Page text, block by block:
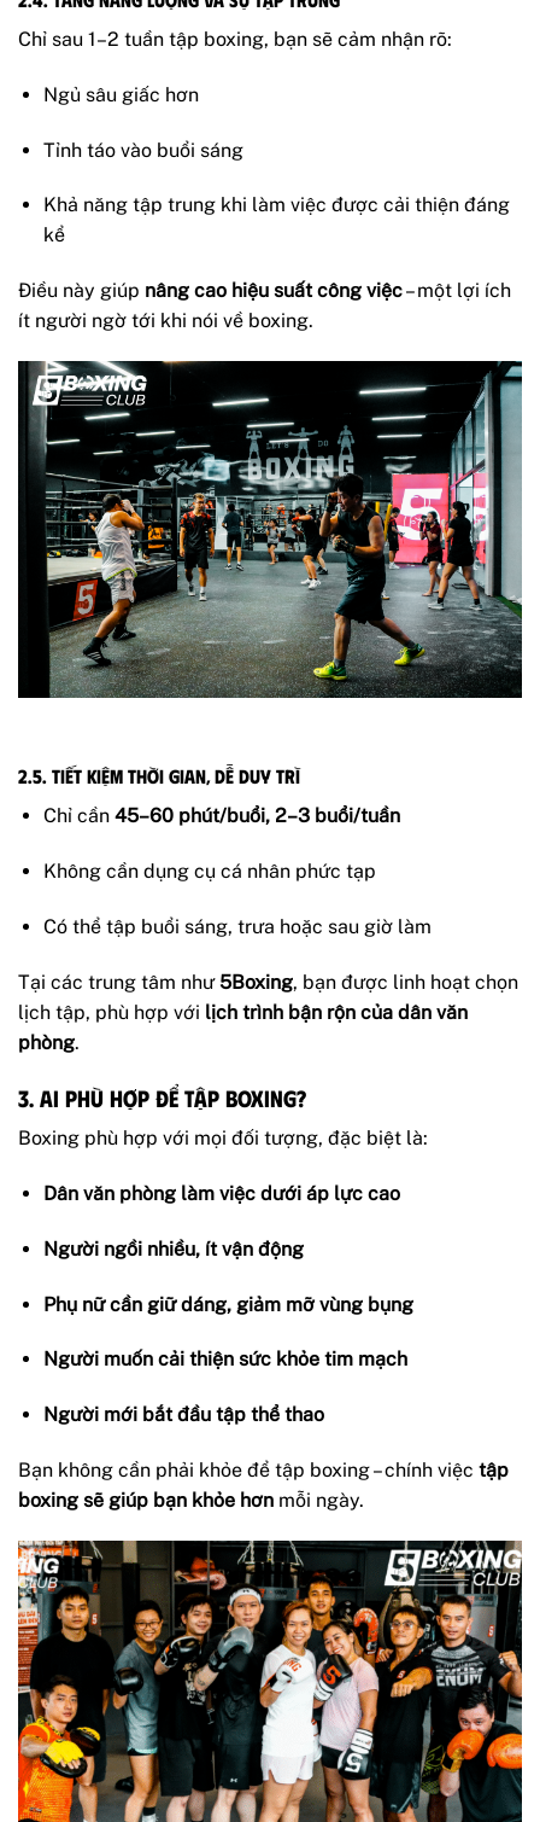
Chỉ sau 1–2 tuần tập boxing, bạn sẽ cảm nhận rõ:
Ngủ sâu giấc hơn
Tỉnh táo vào buổi sáng
Khả năng tập trung khi làm việc được cải thiện đáng
kể
Điều này giúp nâng cao hiệu suất công việc– một lợi ích
ít người ngờ tới khi nói về boxing.
2.5. Tiết kiệm thời gian, dễ duy trì
Chỉ cần 45–60 phút/buổi, 2–3 buổi/tuần
Không cần dụng cụ cá nhân phức tạp
Có thể tập buổi sáng, trưa hoặc sau giờ làm
Tại các trung tâm như5Boxing, bạn được linh hoạt chọn
lịch tập, phù hợp với lịch trình bận rộn của dân văn
phòng.
3. Ai phù hợp để tập boxing?
Boxing phù hợp với mọi đối tượng, đặc biệt là:
Dân văn phòng làm việc dưới áp lực cao
Người ngồi nhiều, ít vận động
Phụ nữ cần giữ dáng, giảm mỡ vùng bụng
Người muốn cải thiện sức khỏe tim mạch
Người mới bắt đầu tập thể thao
Bạn không cần phải khỏe để tập boxing – chính việc tập
boxing sẽ giúp bạn khỏe hơn mỗi ngày.